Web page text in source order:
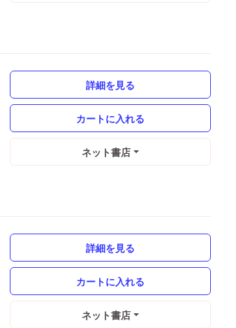
詳細を見る
ネット書店
詳細を見る
ネット書店